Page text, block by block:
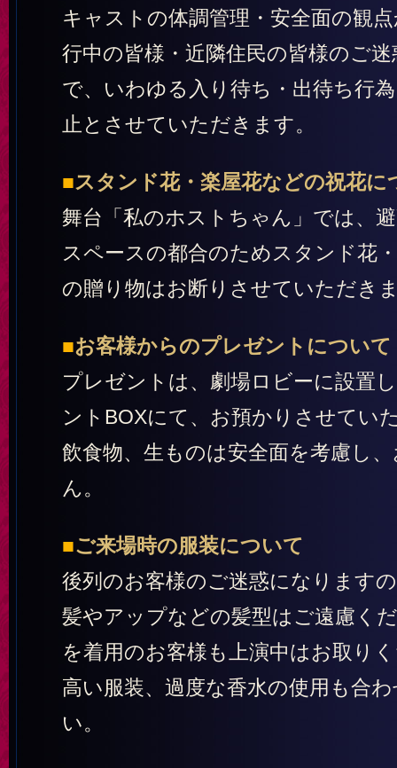
キャストの体調管理・安全面の観
行中の皆様・近隣住民の皆様のご
で、いわゆる入り待ち・出待ち行
止とさせていただきます。
■スタンド花・楽屋花などの祝花に
舞台「私のホストちゃん」では、
スペースの都合のためスタンド花
の贈り物はお断りさせていただき
■お客様からのプレゼントについて
プレゼントは、劇場ロビーに設置
ントBOXにて、お預かりさせてい
飲食物、生ものは安全面を考慮し
ん。
■ご来場時の服装について
後列のお客様のご迷惑になります
髪やアップなどの髪型はご遠慮く
を着用のお客様も上演中はお取り
高い服装、過度な香水の使用も合
い。